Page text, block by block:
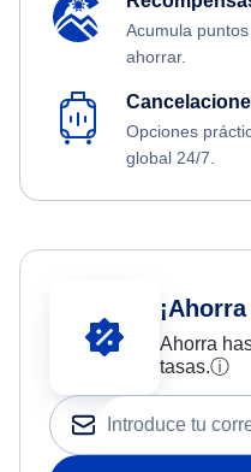
Acumula
ahorrar.
Opciones
global 24/7.
Ahorra
tasas.ⓘ